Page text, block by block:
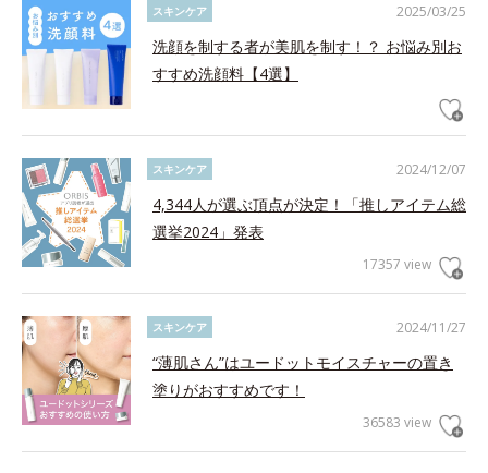
2025/03/25
スキンケア
洗顔を制する者が美肌を制す！？ お悩み別お
すすめ洗顔料【4選】
2024/12/07
スキンケア
4,344人が選ぶ頂点が決定！「推しアイテム総
選挙2024」発表
17357 view
2024/11/27
スキンケア
“薄肌さん”はユードットモイスチャーの置き
塗りがおすすめです！
36583 view